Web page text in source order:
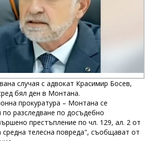
случая с адвокат Красимир Босев,
бял ден в Монтана.
прокуратура – Монтана се
разследване по досъдебно
престъпление по чл. 129, ал. 2 от
средна телесна повреда", съобщават от